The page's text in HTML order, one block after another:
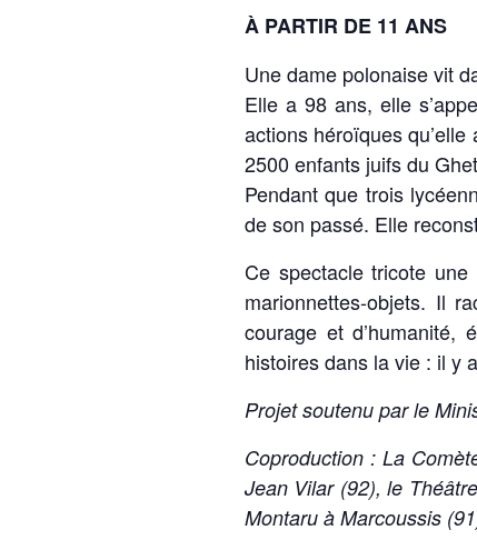
À PARTIR DE 11 ANS
Une dame polonaise vit
Elle a 98 ans, elle
actions héroïques
2500 enfants juifs du
Pendant que trois
de son passé. Elle
Ce spectacle tricote
marionnettes-objets. Il
courage et
histoires dans la vie : il y
Projet soutenu par le
Coproduction : La
Jean Vilar (92), le
Montaru à Marcoussis